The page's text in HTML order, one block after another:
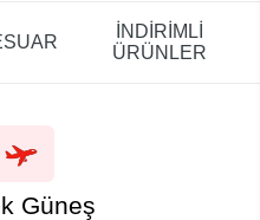
İNDİRİMLİ
ÜRÜNLER
Güneş